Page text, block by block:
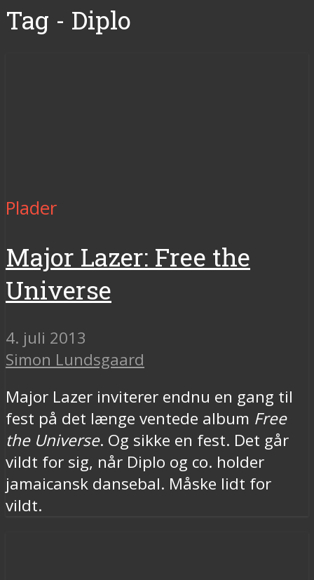
Tag - Diplo
Plader
Major Lazer: Free the
Universe
4. juli 2013
Simon Lundsgaard
Major Lazer inviterer endnu en gang til
fest på det længe ventede album Free
the Universe. Og sikke en fest. Det går
vildt for sig, når Diplo og co. holder
jamaicansk dansebal. Måske lidt for
vildt.